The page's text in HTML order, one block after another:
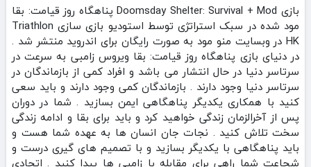
بازی Doomsday Shelter: Survival + Mod پناهگاه روز قیامت: بقا
مود شده در سبک استراتژی توسط استودیو بازی سازی Triathlon
HK در وبسایت منو مود به صورت رایگان برای اندروید منتشر شد .
در دنیای بازی پناهگاه روز قیامت: بقا ویروس زامبی به سرعت در
سرتاسر دنیا در حال انتشار می باشد و افراد کمی از بازماندگان در
سرتاسر دنیا وجود دارند . بازماندگان کمی وجود دارند و باید سعی
کنید با همکاری یکدیگر پناهگاهی ایمن بسازید . شما در دوران
پس از آخرالزمان زندگی خواهید کرد و باید برای بقا و ادامه زندگی
سخت تلاش کنید . نجات جان انسان ها به عهده شما هست و
باید پناهگاهی با یکدیگر بسازید و با تصمیم های گیری درست و
شجاعت شما راهی برای مقابله با زامبی ها پیدا کنید . اتحادی